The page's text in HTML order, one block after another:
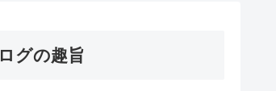
グの趣旨